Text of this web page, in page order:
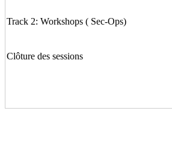
Track 2: Workshops ( Sec-Ops)
Clôture des sessions